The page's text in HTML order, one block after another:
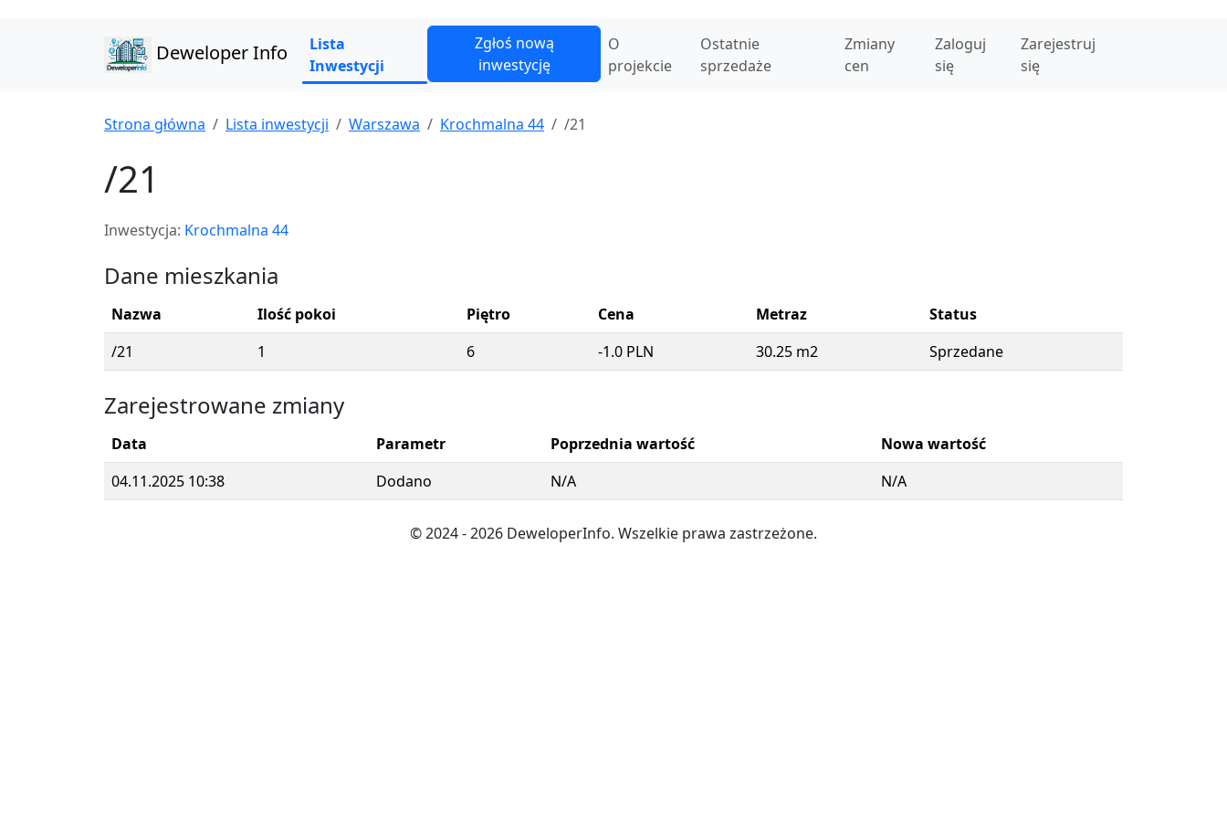
Deweloper Info
Lista
Inwestycji
Zgłoś nową
inwestycję
O
projekcie
Ostatnie
sprzedaże
Zmiany
cen
Zaloguj
się
Zarejestruj
się
Strona główna Lista inwestycji Warszawa Krochmalna 44 /21
/21
Inwestycja: Krochmalna 44
Dane mieszkania
Nazwa Ilość pokoi Piętro Cena Metraz
Status
/21
1 6 -1.0 PLN 30.25 m2 Sprzedane
Zarejestrowane zmiany
Data Parametr Poprzednia wartość
Nowa wartość
04.11.2025 10:38
Dodano N/A N/A
© 2024- 2026 DeweloperInfo. Wszelkie prawa zastrzeżone.